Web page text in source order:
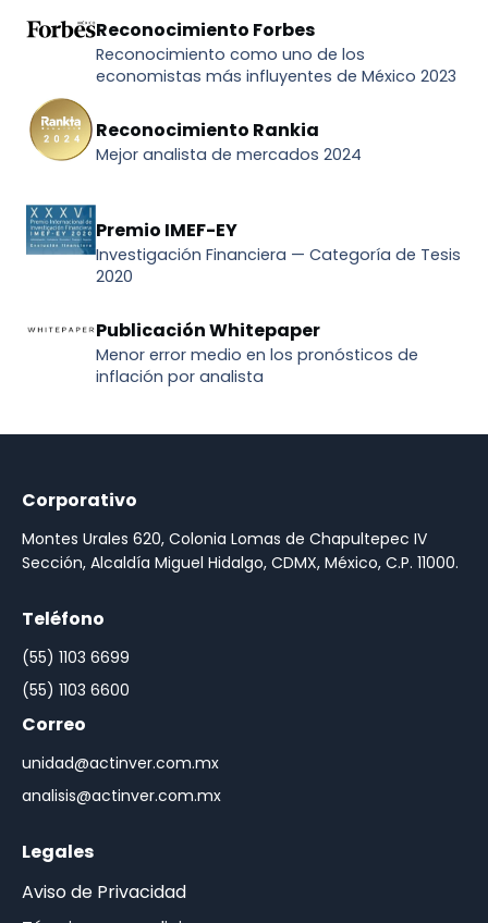
Reconocimiento Forbes
Reconocimiento como uno de los
economistas más influyentes de México 2023
Reconocimiento Rankia
Mejor analista de mercados 2024
Premio IMEF-EY
Investigación Financiera — Categoría de Tesis
2020
Publicación Whitepaper
Menor error medio en los pronósticos de
inflación por analista
Corporativo
Montes Urales 620, Colonia Lomas de Chapultepec IV
Sección, Alcaldía Miguel Hidalgo, CDMX, México, C.P. 11000.
Teléfono
(55) 1103 6699
(55) 1103 6600
Correo
unidad@actinver.com.mx
analisis@actinver.com.mx
Legales
Aviso de Privacidad